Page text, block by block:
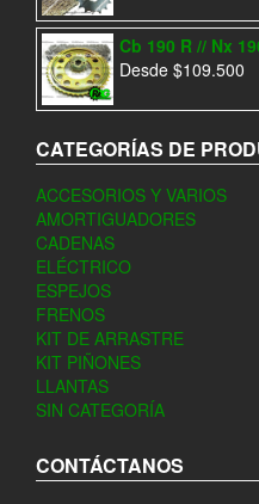
Cb 190 R // Nx
Desde $109.500
CATEGORÍAS DE
ACCESORIOS Y VARIOS
AMORTIGUADORES
CADENAS
ELÉCTRICO
ESPEJOS
FRENOS
KIT DE ARRASTRE
KIT PIÑONES
LLANTAS
SIN CATEGORÍA
CONTÁCTANOS